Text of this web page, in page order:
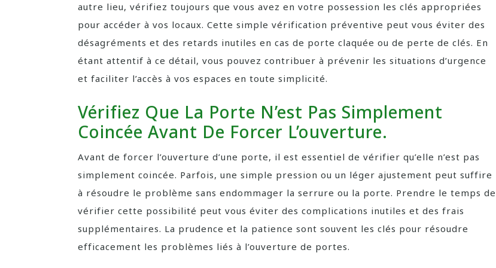
autre lieu, vérifiez toujours que vous avez en votre possession les clés appropriées
pour accéder à vos locaux. Cette simple vérification préventive peut vous éviter des
désagréments et des retards inutiles en cas de porte claquée ou de perte de clés. En
étant attentif à ce détail, vous pouvez contribuer à prévenir les situations d’urgence
et faciliter l’accès à vos espaces en toute simplicité.
Vérifiez Que La Porte N’est Pas Simplement
Coincée Avant De Forcer L’ouverture.
Avant de forcer l’ouverture d’une porte, il est essentiel de vérifier qu’elle n’est pas
simplement coincée. Parfois, une simple pression ou un léger ajustement peut suffire
à résoudre le problème sans endommager la serrure ou la porte. Prendre le temps de
vérifier cette possibilité peut vous éviter des complications inutiles et des frais
supplémentaires. La prudence et la patience sont souvent les clés pour résoudre
efficacement les problèmes liés à l’ouverture de portes.